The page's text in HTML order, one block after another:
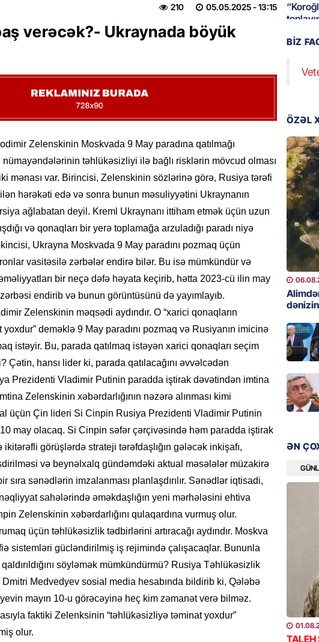
05.05.2025- 13:15
210
verəcək?- Ukraynada böyük
Zelenskinin Moskvada 9 May paradına qatılmağı
təhlükəsizliyi ilə bağlı risklərin mövcud olması
mənası var. Birincisi, Zelenskinin sözlərinə görə, Rusiya tərəfi
hərəkəti edə və sonra bunun məsuliyyətini Ukraynanın
ağlabatan deyil. Kreml Ukraynanı ittiham etmək üçün uzun
və qonaqları bir yerə toplamağa arzuladığı paradı niyə
Ukrayna Moskvada 9 May paradını pozmaq üçün
vasitəsilə zərbələr endirə bilər. Bu isə mümkündür və
bir neçə dəfə həyata keçirib, hətta 2023-cü ilin may
endirib və bunun görüntüsünü də yayımlayıb.
Zelenskinin məqsədi aydındır. O “xarici qonaqların
deməklə 9 May paradını pozmaq və Rusiyanın imicinə
istəyir. Bu, parada qatılmaq istəyən xarici qonaqları seçim
Çətin, hansı lider ki, parada qatılacağını əvvəlcədən
Prezidenti Vladimir Putinin paradda iştirak dəvətindən imtina
Zelenskinin xəbərdarlığının nəzərə alınması kimi
üçün Çin lideri Si Cinpin Rusiya Prezidenti Vladimir Putinin
may olacaq. Si Cinpin səfər çərçivəsində həm paradda iştirak
görüşlərdə strateji tərəfdaşlığın gələcək inkişafı,
və beynəlxalq gündəmdəki aktual məsələlər müzakirə
sıra sənədlərin imzalanması planlaşdırılır. Sənədlər iqtisadi,
sahələrində əməkdaşlığın yeni mərhələsini ehtiva
Zelenskinin xəbərdarlığını qulaqardına vurmuş olur.
üçün təhlükəsizlik tədbirlərini artıracağı aydındır. Moskva
sistemləri gücləndirilmiş iş rejimində çalışacaqlar. Bununla
söyləmək mümkündürmü? Rusiya Təhlükəsizlik
Dmitri Medvedyev sosial media hesabında bildirib ki, Qələbə
mayın 10-u görəcəyinə heç kim zəmanət verə bilməz.
faktiki Zelenksinin “təhlükəsizliyə təminat yoxdur”
olur.
GÜNDƏM
etdiyi
DOSYE
GÜNDƏM
David
bağlı
DÜNYA
Hakan
əl-
GÜNDƏM
GÜNDƏM
YAP
GÜNDƏM
BIZ
ÖZƏL
ƏN
TALEH